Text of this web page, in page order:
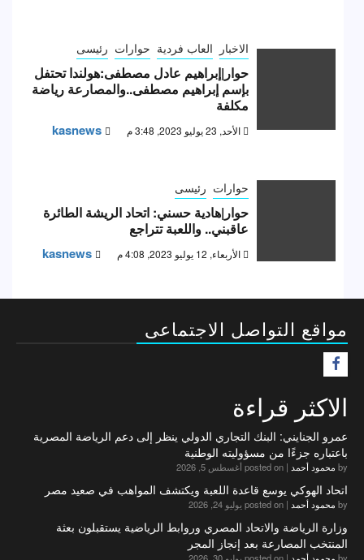
الاخبار العاب فردية حوارات رئيسى
حوار|إبراهيم عادل مصطفى:هولندا تحتفل
بإسم إبراهيم مصطفى..والمصارعة رياضة
مكلفة
الأحد, 23 يوليو 2023, 3:48 م kasnews
حوارات رئيسى
حوار|هادية حسني: اتحاد الريشة الطائرة
عاقبني.. واللعبة تتراجع
الأربعاء, 12 يوليو 2023, 4:08 م kasnews
مواقع التواصل الاجتماعى
الاكثر قراءة
عمرو الجنايني: البنك التجاري الدولي ينظر إلى دعم الرياضة المصرية
باعتباره جزءًا من مسؤوليته الوطنية
by محمود أحمد | posted on أغسطس 5, 2026
اتحاد الهوكي يوسع قاعدة اللعبة ويكتشف المواهب في صعيد مصر
by محمود أحمد | posted on يوليو 24, 2026
وزارة الرياضة والاتحاد المصري وروابط الرياضية يستقبلون بعثة
المنتخب المصارعة بعد إنجاز المجر